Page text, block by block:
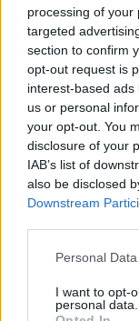
processing of your
targeted
section to confirm
opt-out request is
interest-based
us or personal
your opt-out. You
disclosure of your
IAB’s list of
also be disclosed
Downstream
Personal
I want to opt-
personal data.
Στενά του
διαδρομή των
λεπτομέρειες